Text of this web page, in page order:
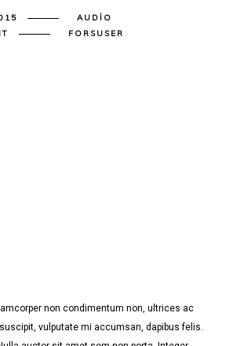
AUDIO
FORSUSER
non condimentum non, ultrices ac
vulputate mi accumsan, dapibus felis.